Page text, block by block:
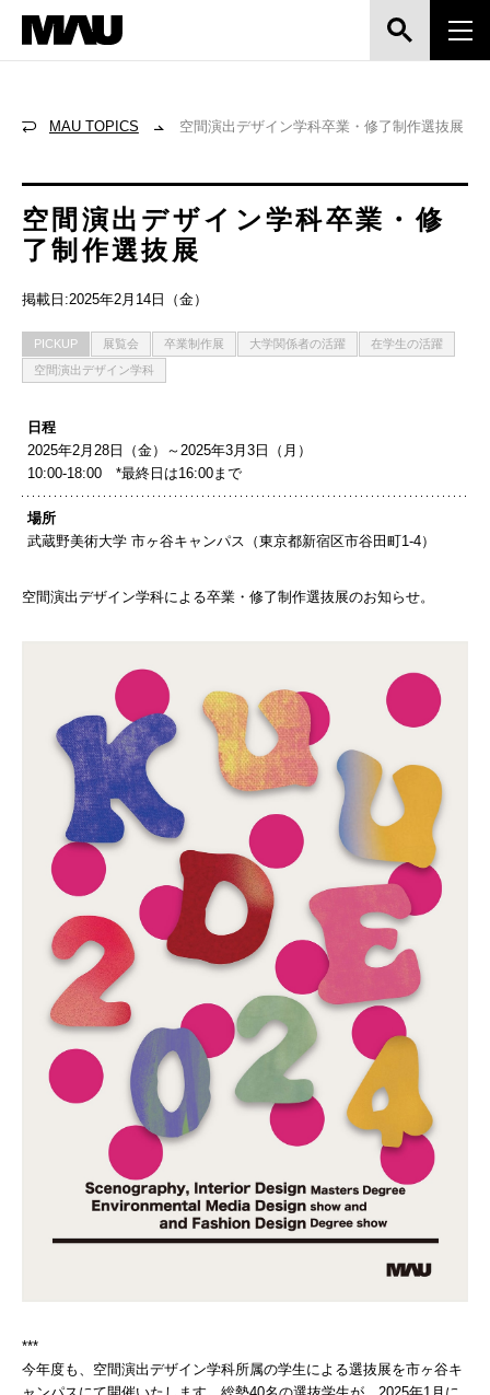
MAU TOPICS 空間演出デザイン学科卒業・修了制作選抜展
空間演出デザイン学科卒業・修
了制作選抜展
掲載日:2025年2月14日（金）
PICKUP 展覧会 卒業制作展 大学関係者の活躍
在学生の活躍
空間演出デザイン学科
日程
2025年2月28日（金）～2025年3月3日（月）
10:00-18:00 *最終日は16:00まで
場所
武蔵野美術大学 市ヶ谷キャンパス（東京都新宿区市谷田町1-4）
空間演出デザイン学科による卒業・修了制作選抜展のお知らせ。
***
今年度も、空間演出デザイン学科所属の学生による選抜展を市ヶ谷キ